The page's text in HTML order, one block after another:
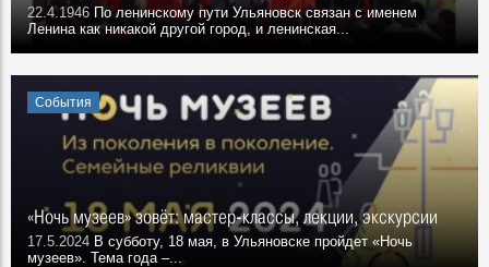
22.4.1946 По ленинскому пути Ульяновск связан с именем
Ленина как никакой другой город, и ленинская...
События
«Ночь музеев» зовёт: мастер-классы, лекции, экскурсии
17.5.2024 В субботу, 18 мая, в Ульяновске пройдет «Ночь
музеев». Тема года –...